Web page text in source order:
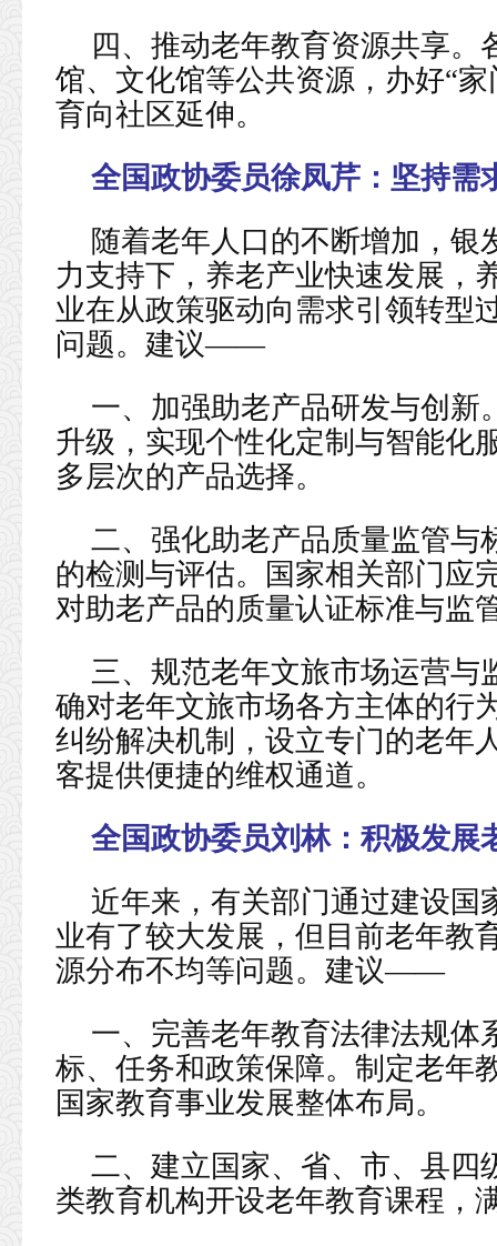
四、推动老年教育资源共享
馆、文化馆等公共资源，办好“
育向社区延伸。
全国政协委员徐凤芹： 坚持需
随着老年人口的不断增加，
力支持下，养老产业快速发展，
业在从政策驱动向需求引领转型
问题。建议——
一、加强助老产品研发与创新
升级，实现个性化定制与智能化
多层次的产品选择。
二、强化助老产品质量监管与
的检测与评估。国家相关部门应
对助老产品的质量认证标准与监
三、规范老年文旅市场运营与
确对老年文旅市场各方主体的行
纠纷解决机制，设立专门的老年
客提供便捷的维权通道。
全国政协委员刘林： 积极发展
近年来，有关部门通过建设国
业有了较大发展，但目前老年教
源分布不均等问题。建议——
一、完善老年教育法律法规体
标、任务和政策保障。制定老年
国家教育事业发展整体布局。
二、建立国家、省、市、县四
类教育机构开设老年教育课程，